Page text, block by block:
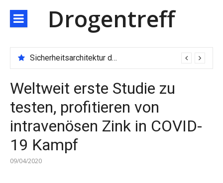
zum
Inhalt
Drogentreff
Sicherheitsarchitektur der nächsten Generation: JARXE kombiniert Multi-Wallet und MPC als Schutzschild für digitales Vertrauen
Weltweit erste Studie zu
testen, profitieren von
intravenösen Zink in COVID-
19 Kampf
09/04/2020